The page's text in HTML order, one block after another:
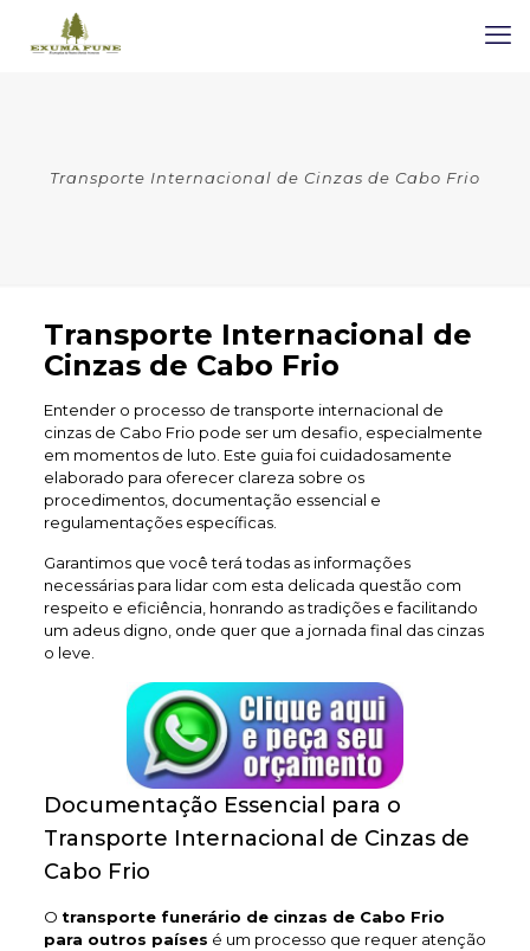
Transporte Internacional de Cinzas de Cabo Frio
Transporte Internacional de
Cinzas de Cabo Frio
Entender o processo de transporte internacional de
cinzas de Cabo Frio pode ser um desafio, especialmente
em momentos de luto. Este guia foi cuidadosamente
elaborado para oferecer clareza sobre os
procedimentos, documentação essencial e
regulamentações específicas.
Garantimos que você terá todas as informações
necessárias para lidar com esta delicada questão com
respeito e eficiência, honrando as tradições e facilitando
um adeus digno, onde quer que a jornada final das cinzas
o leve.
Documentação Essencial para o
Transporte Internacional de Cinzas de
Cabo Frio
O transporte funerário de cinzas de Cabo Frio
para outros países é um processo que requer atenção